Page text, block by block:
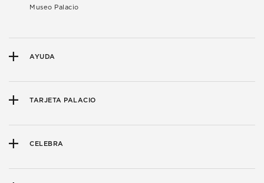
Museo Palacio
AYUDA
TARJETA PALACIO
CELEBRA